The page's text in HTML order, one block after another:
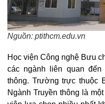
Nguồn: ptithcm.edu.vn
Học viện Công nghệ Bưu
các ngành liên quan đến
thông. Trường trực thuộc
Ngành Truyền thông là